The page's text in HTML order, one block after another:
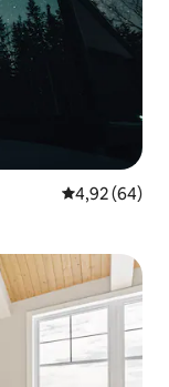
4,92 av 5 i
4,92 (64)